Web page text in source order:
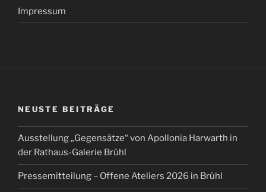
Impressum
NEUSTE BEITRÄGE
Ausstellung „Gegensätze“ von Apollonia Harwarth in
der Rathaus-Galerie Brühl
Pressemitteilung – Offene Ateliers 2026 in Brühl